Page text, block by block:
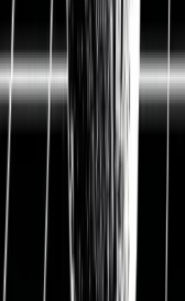
Adobe
figma und
17 % —
18.09.2022